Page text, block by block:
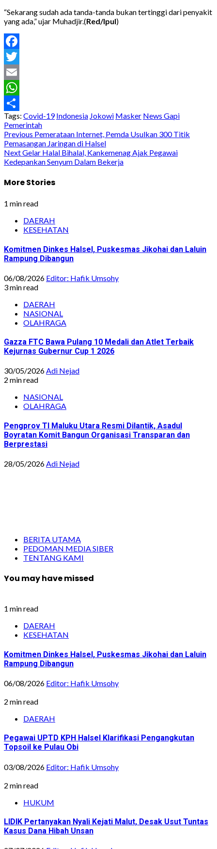
“Sekarang sudah ada tanda-tanda bukan tertinggi dari penyakit
yang ada,” ujar Muhadjir.(Red/Ipul)
Facebook
Twitter
Email
WhatsApp
Share
Tags: Covid-19 Indonesia Jokowi Masker News Gapi
Pemerintah
Post
navigation
Previous Pemerataan Internet, Pemda Usulkan 300 Titik
Pemasangan Jaringan di Halsel
NextGelar Halal Bihalal, Kankemenag Ajak Pegawai
Kedepankan Senyum Dalam Bekerja
More Stories
1 min read
DAERAH
KESEHATAN
Komitmen Dinkes Halsel, Puskesmas Jikohai dan Laluin
Rampung Dibangun
06/08/2026 Editor: Hafik Umsohy
3 min read
DAERAH
NASIONAL
OLAHRAGA
Gazza FTC Bawa Pulang 10 Medali dan Atlet Terbaik
Kejurnas Gubernur Cup 1 2026
30/05/2026Adi Nejad
2 min read
NASIONAL
OLAHRAGA
Pengprov TI Maluku Utara Resmi Dilantik, Asadul
Boyratan Komit Bangun Organisasi Transparan dan
Berprestasi
28/05/2026Adi Nejad
BERITA UTAMA
PEDOMAN MEDIA SIBER
TENTANG KAMI
You may have missed
1 min read
DAERAH
KESEHATAN
Komitmen Dinkes Halsel, Puskesmas Jikohai dan Laluin
Rampung Dibangun
06/08/2026 Editor: Hafik Umsohy
2 min read
DAERAH
Pegawai UPTD KPH Halsel Klarifikasi Pengangkutan
Topsoil ke Pulau Obi
03/08/2026 Editor: Hafik Umsohy
2 min read
HUKUM
LIDIK Pertanyakan Nyali Kejati Malut, Desak Usut Tuntas
Kasus Dana Hibah Unsan